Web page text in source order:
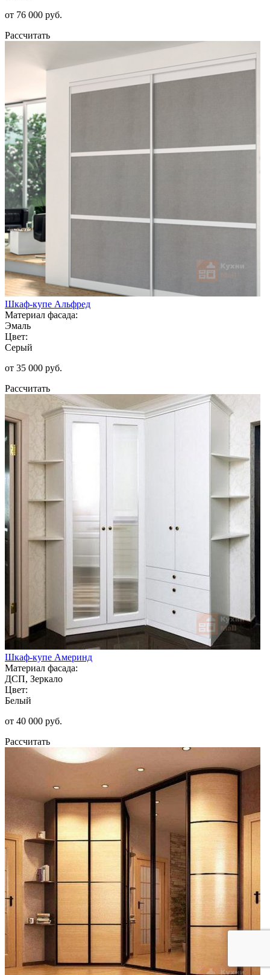
от 76 000 руб.
Рассчитать
Шкаф-купе Альфред
Материал фасада:
Эмаль
Цвет:
Серый
от 35 000 руб.
Рассчитать
Шкаф-купе Америнд
Материал фасада:
ДСП, Зеркало
Цвет:
Белый
от 40 000 руб.
Рассчитать